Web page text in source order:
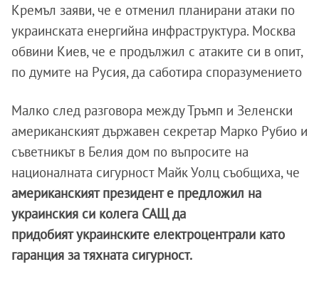
Кремъл заяви, че е отменил планирани атаки по
украинската енергийна инфраструктура. Москва
обвини Киев, че е продължил с атаките си в опит,
по думите на Русия, да саботира споразумението
Малко след разговора между Тръмп и Зеленски
американският държавен секретар Марко Рубио и
съветникът в Белия дом по въпросите на
националната сигурност Майк Уолц съобщиха, че
американският президент е предложил на
украинския си колега САЩ да
придобият украинските електроцентрали като
гаранция за тяхната сигурност.